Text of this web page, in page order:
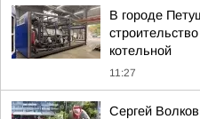
В городе
котельной
11:27
Сергей